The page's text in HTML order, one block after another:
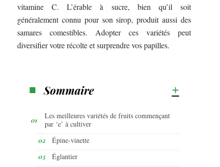
vitamine C. L’érable à sucre, bien qu’il soit
généralement connu pour son sirop, produit aussi des
samares comestibles. Adopter ces variétés peut
diversifier votre récolte et surprendre vos papilles.
Sommaire
Les meilleures variétés de fruits commençant
par ‘e’ à cultiver
Épine-vinette
Églantier